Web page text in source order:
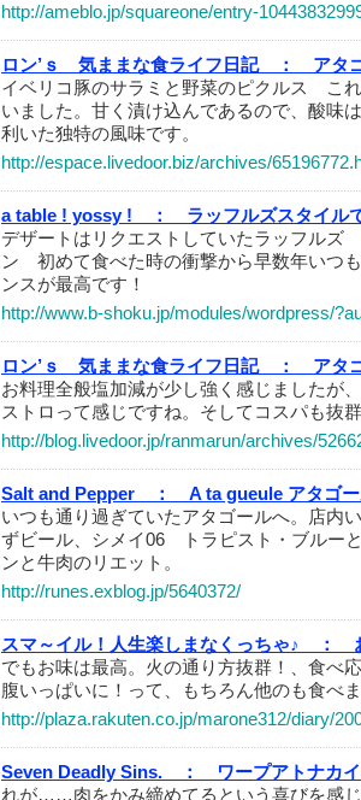
http://ameblo.jp/squareone/entry-
ロン’ｓ 気ままな食ライフ日記 ：
アタ
イベリコ豚のサラミと野菜のピクルス こ
いました。甘く漬け込んであるので、酸味
利いた独特の風味です。
http://espace.livedoor.biz/archives/
a table ! yossy ! ：
ラッフルズスタイル
デザートはリクエストしていたラッフル
ン 初めて食べた時の衝撃から早数年いつ
ンスが最高です！
http://www.b-shoku.jp/modules/wordpress/
ロン’ｓ 気ままな食ライフ日記 ：
アタ
お料理全般塩加減が少し強く感じましたが
ストロって感じですね。そしてコスパも抜
http://blog.livedoor.jp/ranmarun/archives/
Salt and Pepper ：
A ta gueule アタゴ
いつも通り過ぎていたアタゴールへ。店内
ずビール、シメイ06 トラピスト・ブルー
ンと牛肉のリエット。
http://runes.exblog.jp/5640372/
スマ～イル！人生楽しまなくっちゃ♪ ：
でもお味は最高。火の通り方抜群！、食べ
腹いっぱいに！って、もちろん他のも食べ
http://plaza.rakuten.co.jp/marone312/diary/
Seven Deadly Sins. ：
ワープアトナカ
れが……肉をかみ締めてるという喜びを感